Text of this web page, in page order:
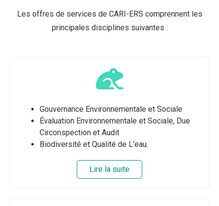
Les offres de services de CARI-ERS comprennent les
principales disciplines suivantes :
Gouvernance Environnementale et Sociale
Évaluation Environnementale et Sociale, Due
Circonspection et Audit
Biodiversité et Qualité de L’eau.
Lire la suite